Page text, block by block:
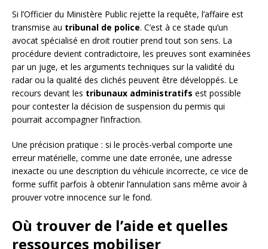
Si l’Officier du Ministère Public rejette la requête, l’affaire est
transmise au tribunal de police. C’est à ce stade qu’un
avocat spécialisé en droit routier prend tout son sens. La
procédure devient contradictoire, les preuves sont examinées
par un juge, et les arguments techniques sur la validité du
radar ou la qualité des clichés peuvent être développés. Le
recours devant les tribunaux administratifs est possible
pour contester la décision de suspension du permis qui
pourrait accompagner l’infraction.
Une précision pratique : si le procès-verbal comporte une
erreur matérielle, comme une date erronée, une adresse
inexacte ou une description du véhicule incorrecte, ce vice de
forme suffit parfois à obtenir l’annulation sans même avoir à
prouver votre innocence sur le fond.
Où trouver de l’aide et quelles
ressources mobiliser